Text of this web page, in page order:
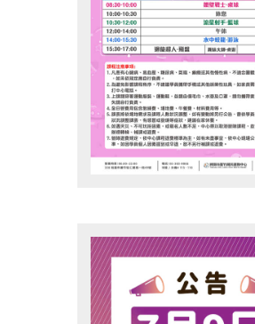
名額限30名喔! 報滿
歡迎所有對皮拉提
若有相關問題，請